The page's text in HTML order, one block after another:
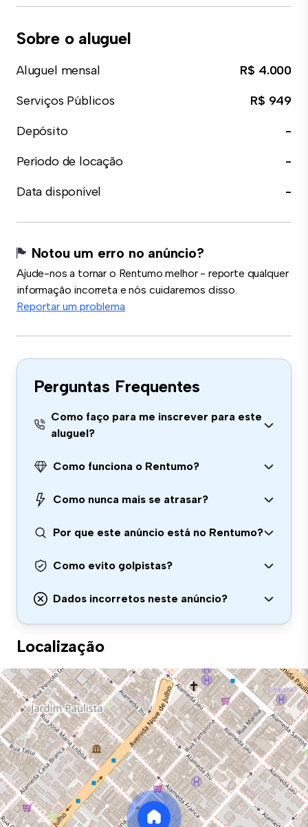
Sobre o aluguel
Aluguel mensal
R$ 4.000
Serviços Públicos
R$ 949
Depósito
-
Período de locação
-
Data disponível
-
Notou um erro no anúncio?
Ajude-nos a tornar o Rentumo melhor - reporte qualquer
informação incorreta e nós cuidaremos disso.
Reportar um problema
Perguntas Frequentes
Como faço para me inscrever para este
aluguel?
Como funciona o Rentumo?
Como nunca mais se atrasar?
Por que este anúncio está no Rentumo?
Como evito golpistas?
Dados incorretos neste anúncio?
Localização